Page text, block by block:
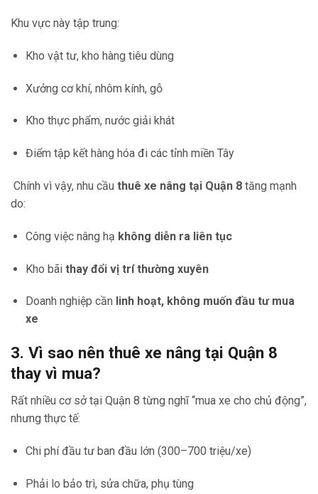
Khu vực này tập trung:
Kho vật tư, kho hàng tiêu dùng
Xưởng cơ khí, nhôm kính, gỗ
Kho thực phẩm, nước giải khát
Điểm tập kết hàng hóa đi các tỉnh miền Tây
Chính vì vậy, nhu cầu thuê xe nâng tại Quận 8 tăng mạnh
do:
Công việc nâng hạ không diễn ra liên tục
Kho bãi thay đổi vị trí thường xuyên
Doanh nghiệp cần linh hoạt, không muốn đầu tư mua
xe
3. Vì sao nên thuê xe nâng tại Quận 8
thay vì mua?
Rất nhiều cơ sở tại Quận 8 từng nghĩ “mua xe cho chủ động”,
nhưng thực tế:
Chi phí đầu tư ban đầu lớn (300–700 triệu/xe)
Phải lo bảo trì, sửa chữa, phụ tùng